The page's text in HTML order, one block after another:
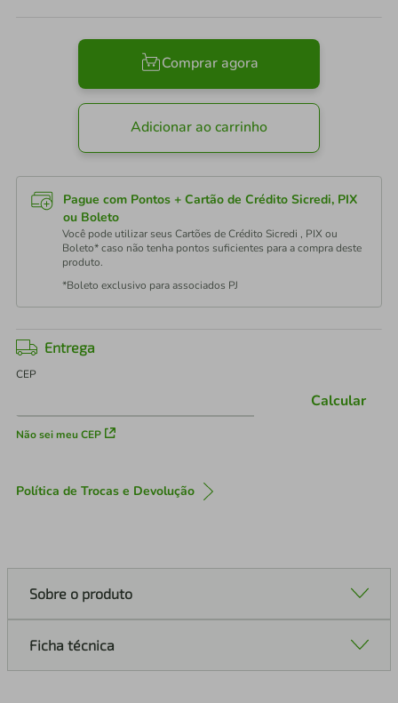
Comprar agora
Adicionar ao carrinho
Pague com Pontos + Cartão de Crédito Sicredi, PIX
ou Boleto
Você pode utilizar seus Cartões de Crédito Sicredi , PIX ou
Boleto* caso não tenha pontos suficientes para a compra deste
produto.
*Boleto exclusivo para associados PJ
Entrega
CEP
Não sei meu CEP
Calcular
Política de Trocas e Devolução
Sobre o produto
Ficha técnica